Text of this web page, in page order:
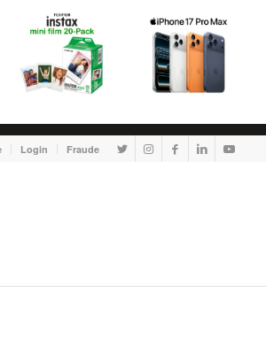
Login Fraude